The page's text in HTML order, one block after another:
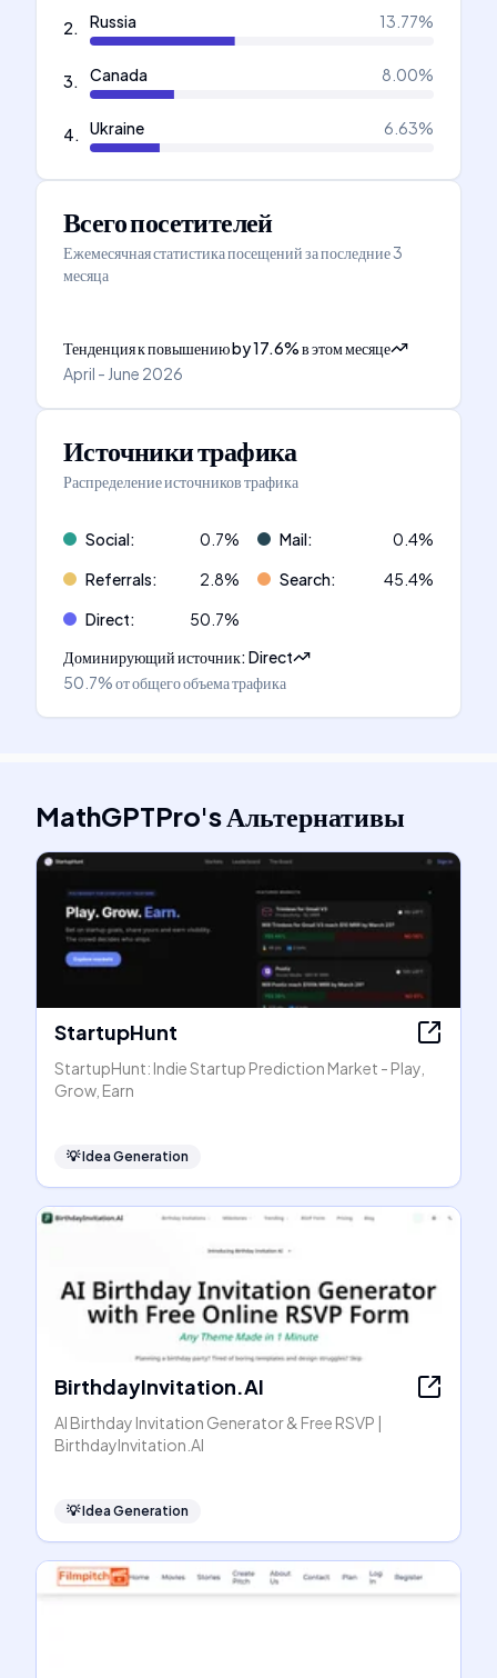
2. Russia 13.77%
3. Canada 8.00%
4. Ukraine 6.63%
Всего посетителей
Ежемесячная статистика посещений за последние 3
месяца
Тенденция к повышениюby17.6%в этом месяце
April - June 2026
Источники трафика
Распределение источников трафика
Social: 0.7% Mail: 0.4%
Referrals: 2.8% Search: 45.4%
Direct: 50.7%
Доминирующий источник:Direct
50.7%от общего объема трафика
MathGPTPro'sАльтернативы
StartupHunt
StartupHunt: Indie Startup Prediction Market - Play,
Grow, Earn
💡Idea Generation
BirthdayInvitation.AI
AI Birthday Invitation Generator & Free RSVP |
BirthdayInvitation.AI
💡Idea Generation